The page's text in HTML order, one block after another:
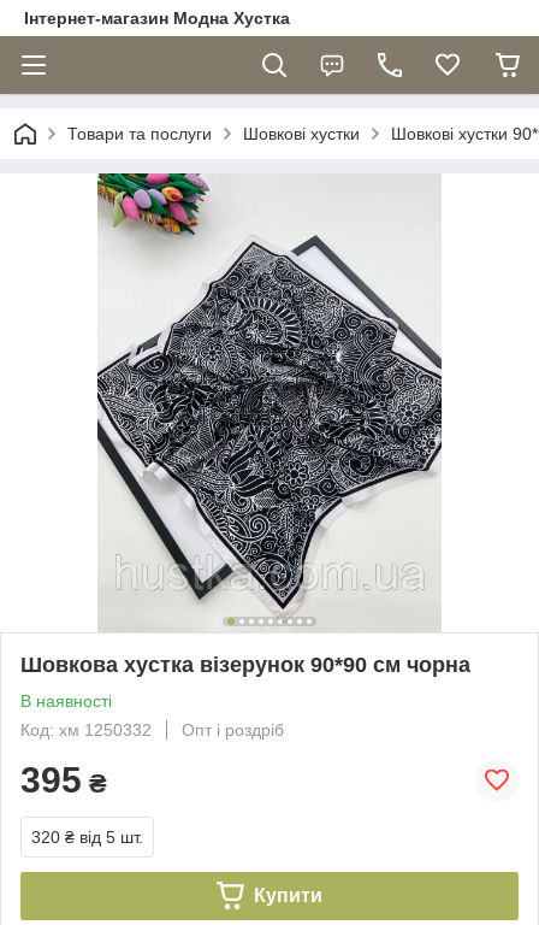
Інтернет-магазин Модна Хустка
Товари та послуги Шовкові хустки Шовкові хустки
Шовкова хустка візерунок 90*90 см чорна
В наявності
Код: хм 1250332
Опт і роздріб
395 ₴
320 ₴ від 5 шт.
Купити